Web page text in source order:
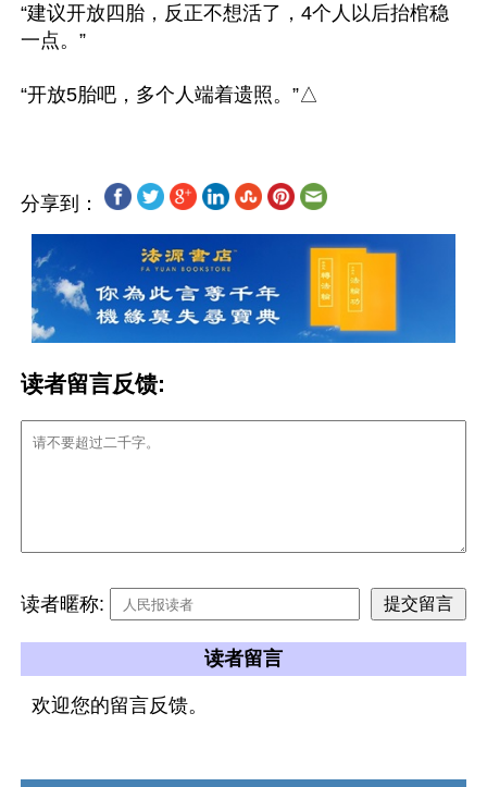
“建议开放四胎，反正不想活了，4个人以后抬棺稳
一点。”
分享到：
读者留言反馈:
读者暱称:
读者留言
欢迎您的留言反馈。